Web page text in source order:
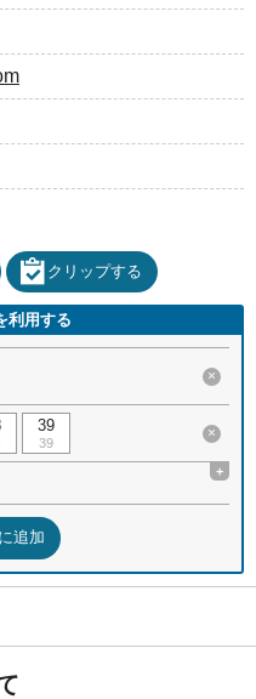
クリップする
利用する
×
39
39
×
+
追加